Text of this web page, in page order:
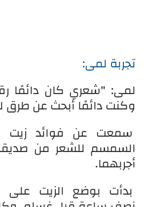
تجربة لمى:
لمى: "شعري كان دائمًا
وكنت دائمًا أبحث عن طرق
سمعت عن فوائد زيت
السمسم للشعر من
أجربهما.
بدأت بوضع الزيت